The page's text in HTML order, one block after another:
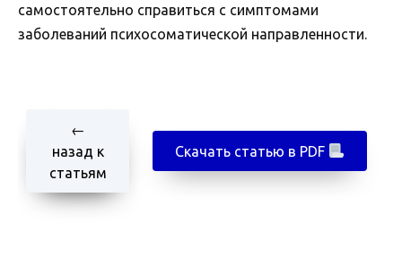
самостоятельно справиться с симптомами
заболеваний психосоматической направленности.
←
назад к
статьям
Скачать статью в PDF